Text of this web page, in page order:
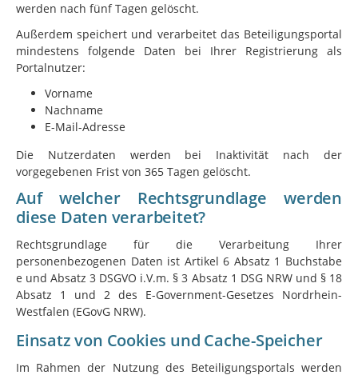
werden nach fünf Tagen gelöscht.
Außerdem speichert und verarbeitet das Beteiligungsportal
mindestens folgende Daten bei Ihrer Registrierung als
Portalnutzer:
Vorname
Nachname
E-Mail-Adresse
Die Nutzerdaten werden bei Inaktivität nach der
vorgegebenen Frist von 365 Tagen gelöscht.
Auf welcher Rechtsgrundlage werden
diese Daten verarbeitet?
Rechtsgrundlage für die Verarbeitung Ihrer
personenbezogenen Daten ist Artikel 6 Absatz 1 Buchstabe
e und Absatz 3 DSGVO i.V.m. § 3 Absatz 1 DSG NRW und § 18
Absatz 1 und 2 des E-Government-Gesetzes Nordrhein-
Westfalen (EGovG NRW).
Einsatz von Cookies und Cache-Speicher
Im Rahmen der Nutzung des Beteiligungsportals werden